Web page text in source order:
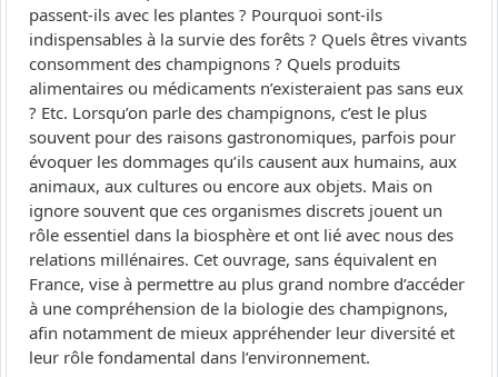
passent-ils avec les plantes ? Pourquoi sont-ils
indispensables à la survie des forêts ? Quels êtres vivants
consomment des champignons ? Quels produits
alimentaires ou médicaments n’existeraient pas sans eux
? Etc. Lorsqu’on parle des champignons, c’est le plus
souvent pour des raisons gastronomiques, parfois pour
évoquer les dommages qu’ils causent aux humains, aux
animaux, aux cultures ou encore aux objets. Mais on
ignore souvent que ces organismes discrets jouent un
rôle essentiel dans la biosphère et ont lié avec nous des
relations millénaires. Cet ouvrage, sans équivalent en
France, vise à permettre au plus grand nombre d’accéder
à une compréhension de la biologie des champignons,
afin notamment de mieux appréhender leur diversité et
leur rôle fondamental dans l’environnement.